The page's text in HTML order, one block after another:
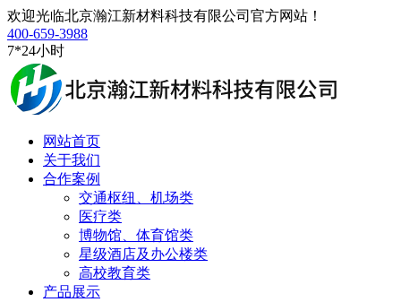
欢迎光临北京瀚江新材料科技有限公司官方网站！
400-659-3988
7*24小时
网站首页
关于我们
合作案例
交通枢纽、机场类
医疗类
博物馆、体育馆类
星级酒店及办公楼类
高校教育类
产品展示